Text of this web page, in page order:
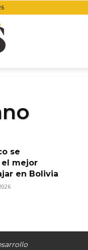
se
mejor
en Bolivia